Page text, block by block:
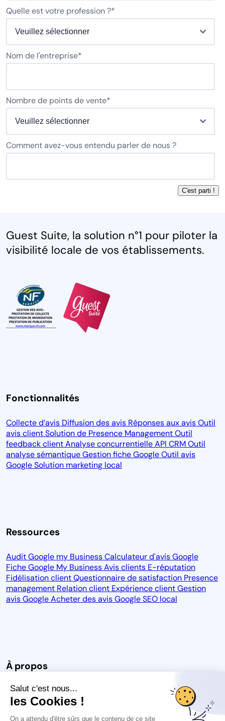
Salut c'est nous...
les Cookies !
On a attendu d'être sûrs que le contenu de ce site
Quelle est votre profession ?*
Nom de l'entreprise*
Nombre de points de vente*
Comment avez-vous entendu parler de nous ?
Guest Suite, la solution n°1 pour piloter la
visibilité locale de vos établissements.
Fonctionnalités
Collecte d’avis Diffusion des avis Réponses aux avisOutil
avis clientSolution de Presence ManagementOutil
feedback clientAnalyse concurrentielleAPI CRMOutil
analyse sémantiqueGestion fiche GoogleOutil avis
GoogleSolution marketing local
Ressources
Audit Google my BusinessCalculateur d'avis Google
Fiche Google My BusinessAvis clients E-réputation
Fidélisation clientQuestionnaire de satisfaction Presence
management Relation client Expérience clientGestion
avis GoogleAcheter des avis GoogleSEO local
À propos
Notre vision BlogCGU
Carrière
Espace PresseProtection des données Mention légales